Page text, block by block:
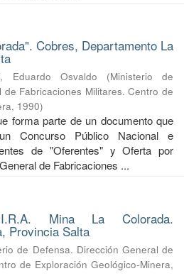
Cobres, Departamento La
Eduardo Osvaldo (Ministerio de
Fabricaciones Militares. Centro de
, 1990)
forma parte de un documento que
Concurso Público Nacional e
de "Oferentes" y Oferta por
de Fabricaciones ...
Mina La Colorada.
Provincia Salta
de Defensa. Dirección General de
de Exploración Geológico-Minera,